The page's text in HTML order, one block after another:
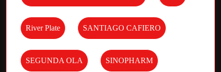
River Plate SANTIAGO CAFIERO
SEGUNDA OLA SINOPHARM